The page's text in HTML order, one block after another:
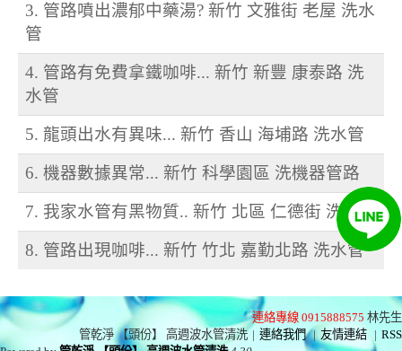
3. 管路噴出濃郁中藥湯? 新竹 文雅街 老屋 洗水
管
4. 管路有免費拿鐵咖啡... 新竹 新豐 康泰路 洗
水管
5. 龍頭出水有異味... 新竹 香山 海埔路 洗水管
6. 機器數據異常... 新竹 科學園區 洗機器管路
7. 我家水管有黑物質.. 新竹 北區 仁德街 洗水管
8. 管路出現咖啡... 新竹 竹北 嘉勤北路 洗水管
連絡專線 0915888575 林先生
管乾淨 【頭份】 高週波水管清洗 | 連絡我們 | 友情連結 | RSS